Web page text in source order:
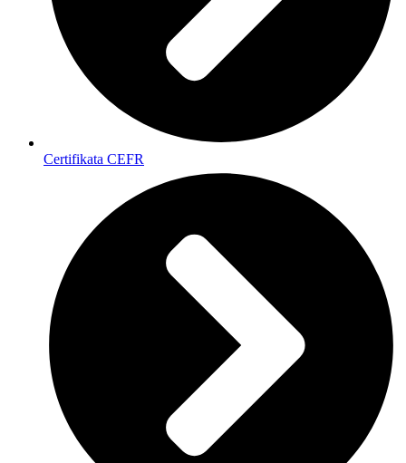
Certifikata CEFR